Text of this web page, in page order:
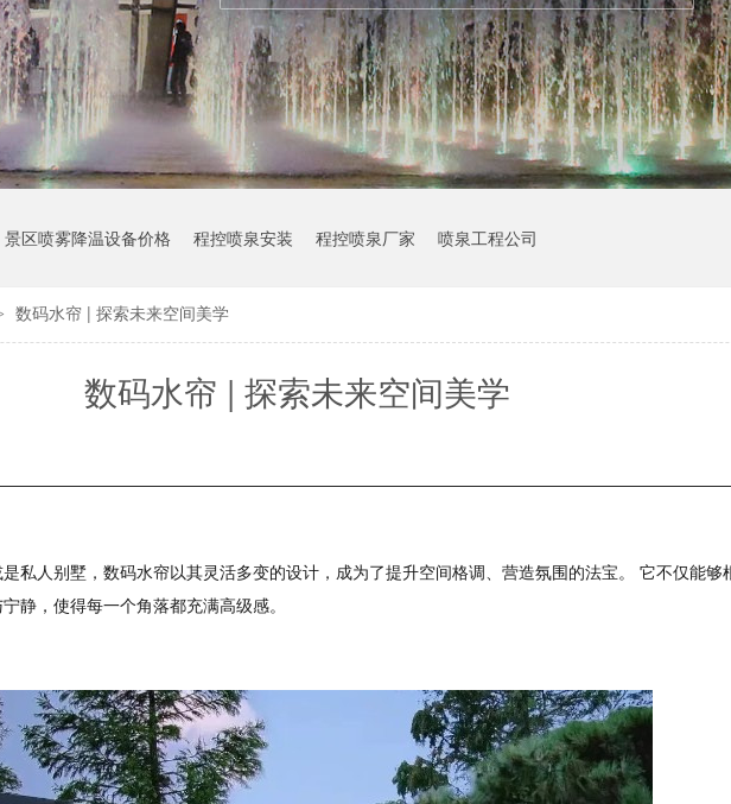
景区喷雾降温设备价格 程控喷泉安装 程控喷泉厂家 喷泉工程公司
数码水帘 | 探索未来空间美学
数码水帘 | 探索未来空间美学
私人别墅，数码水帘以其灵活多变的设计，成为了提升空间格调、营造氛围的法宝。
它不仅能够
静，使得每一个角落都充满高级感。